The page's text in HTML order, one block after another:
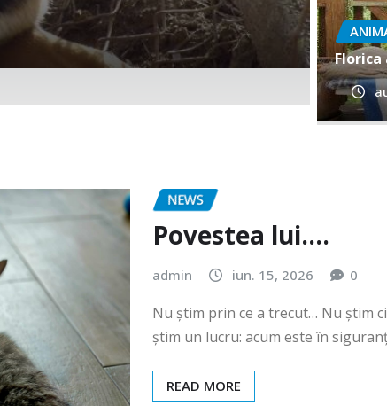
Florica
NEWS
Povestea lui….
admin iun. 15, 2026 0
Nu știm prin ce a trecut… Nu știm
știm un lucru: acum este în
READ MORE